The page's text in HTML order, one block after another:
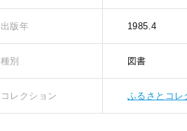
出版年 1985.4
種別 図書
コレクション ふるさとコレ